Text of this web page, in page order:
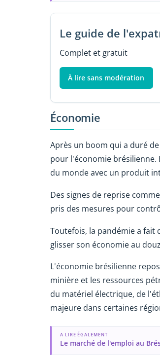
Le guide de
Complet et gratuit
À lire sans modération
Économie
Après un boom qui a duré
pour l'économie brésilienne.
du monde avec un produit
Des signes de reprise
pris des mesures pour
Toutefois, la pandémie a fait
glisser son économie au
L'économie brésilienne
minière et les ressources
du matériel électrique, de
majeure dans certaines
A LIRE ÉGALEMENT
Le marché de l'emploi au